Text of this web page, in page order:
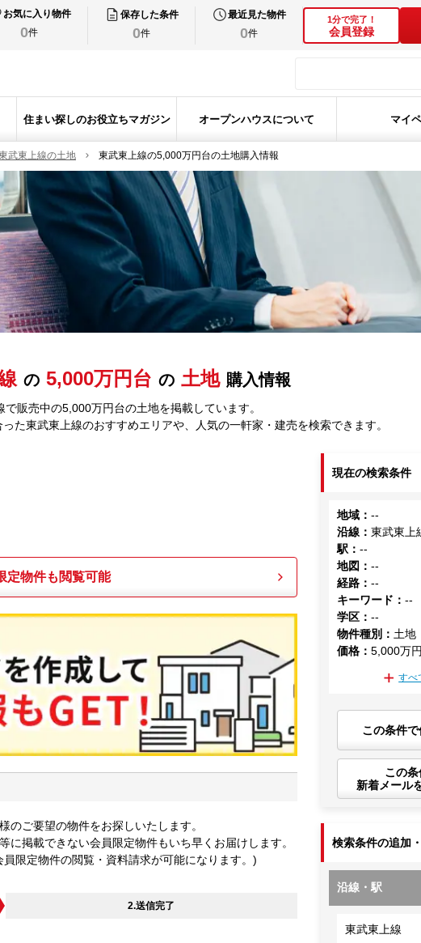
お気に入り物件
0件
保存した条件
0件
最近見た物件
0件
1分で完了！
会員登録
住まい探しのお役立ちマガジン オープンハウスについて マイ
武東上線の土地 東武東上線の5,000万円台の土地購入情報
の 5,000万円台 の 土地 購入情報
で販売中の5,000万円台の土地を掲載しています。
た東武東上線のおすすめエリアや、人気の一軒家・建売を検索できます。
定物件も閲覧可能
のご要望の物件をお探しいたします。
掲載できない会員限定物件もいち早くお届けします。
限定物件の閲覧・資料請求が可能になります。)
2.送信完了
現在の検索条件
地域 ：--
沿線 ：東武東上
駅 ：--
地図 ：--
経路 ：--
キーワード ：--
学区 ：--
物件種別 ： 土地
価格 ：5,000万
すべ
この条件
この
新着メール
検索条件の追加
沿線・駅
東武東上線